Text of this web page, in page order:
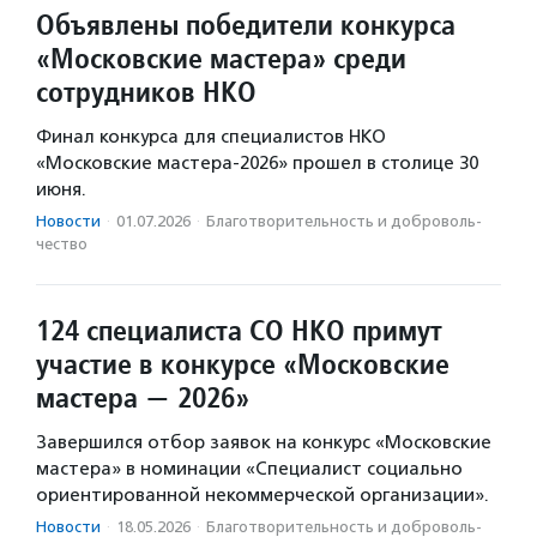
Объявлены победители конкурса
«Московские мастера» среди
сотрудников НКО
Финал конкурса для специалистов НКО
«Московские мастера-2026» прошел в столице 30
июня.
Новости · 01.07.2026 · Благотвори­тель­ность и доброволь­
чест­во
124 специалиста СО НКО примут
участие в конкурсе «Московские
мастера — 2026»
Завершился отбор заявок на конкурс «Московские
мастера» в номинации «Специалист социально
ориентированной некоммерческой организации».
Новости · 18.05.2026 · Благотвори­тель­ность и доброволь­